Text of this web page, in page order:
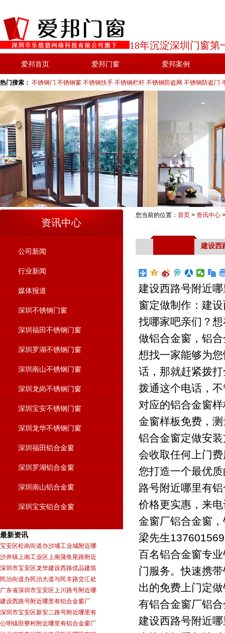
18年沉淀深圳门窗第
爱邦首页 爱邦门窗 爱邦案例
热门搜索： 不锈钢门 不锈钢窗 不锈钢扶手 不锈钢栏杆 不锈钢防盗网 不锈钢防盗门
资讯中心
公司新闻
行业新闻
媒体报道
深圳不锈钢门窗
深圳福田不锈钢门窗
深圳罗湖不锈钢门窗
深圳南山不锈钢门窗
深圳龙岗不锈钢门窗
深圳宝安不锈钢门窗
深圳龙华不锈钢门窗
深圳福田铝合金窗
深圳罗湖铝合金窗
深圳南山铝合金窗
深圳宝安铝合金窗
最新资讯
宝安区松岗街道办沙埔工业城附近哪
沙井镇上南工业区上南蒲鱼尾路附近
深圳市宝安区龙华建设西路优品建筑
民治街道办民治大道与民丰路交汇处
广东省深圳市宝安区上川路号附近哪
建设西路号附近哪里有铝合金窗厂
深圳市宝安区新安二路号附近哪里有
公明镇田寮村附近哪里有铝合金窗厂
您当前的位置： 首页 > 资讯中心
建设西
建设西路号附近
窗定做制作：建
找哪家吧亲们？
做铝合金窗，铝
想找一家能够为
话，那就赶紧拨
拨通这个电话，
对应的铝合金窗
金窗样板免费，
铝合金窗定做安
会收取任何上门
您打造一个最优
路号附近哪里有
价格更实惠，来
金窗厂铝合金窗
梁先生
百名铝合金窗专
门服务。快速携
出的免费上门定
有铝合金窗厂铝
建设西路号附近